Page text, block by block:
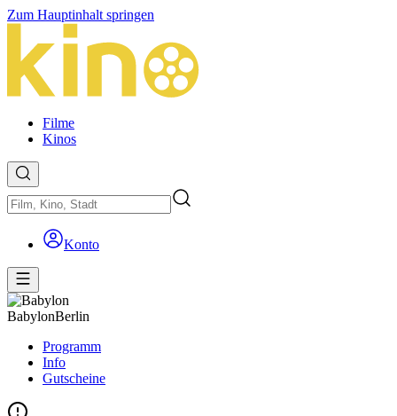
Zum Hauptinhalt springen
Filme
Kinos
Konto
BabylonBerlin
Programm
Info
Gutscheine